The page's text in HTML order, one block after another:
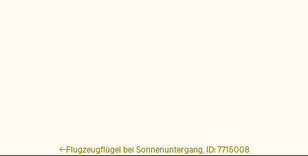
Flugzeugflügel bei Sonnenuntergang, ID: 7715008